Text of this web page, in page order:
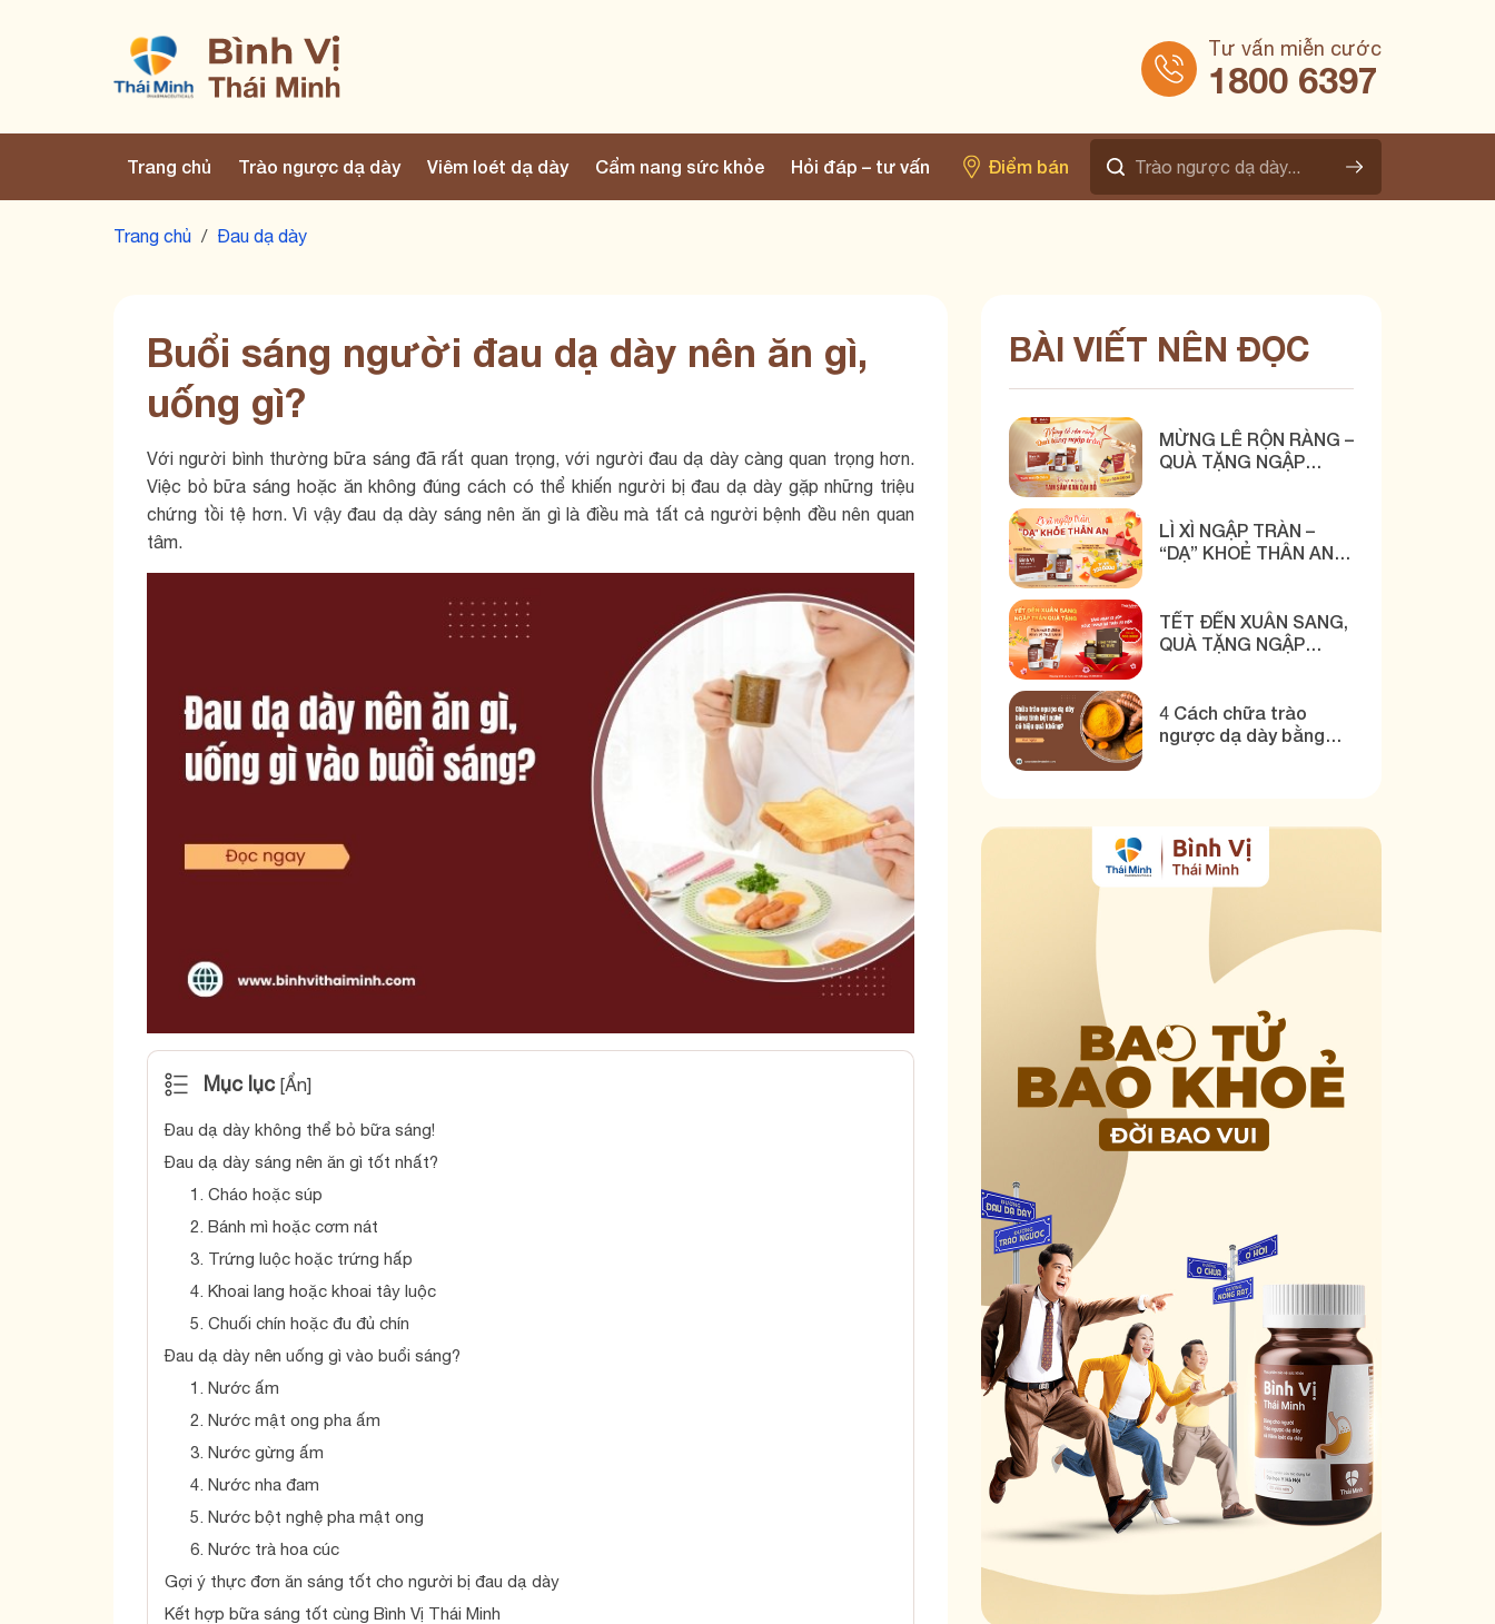
Tư vấn miễn cước
1800 6397
Trang chủ Trào ngược dạ dày Viêm loét dạ dày Cẩm nang sức khỏe Hỏi đáp – tư vấn Điểm bán
Trang chủ / Đau dạ dày
Buổi sáng người đau dạ dày nên ăn gì,
uống gì?
Với người bình thường bữa sáng đã rất quan trọng, với người đau dạ dày càng quan trọng hơn.
Việc bỏ bữa sáng hoặc ăn không đúng cách có thể khiến người bị đau dạ dày gặp những triệu
chứng tồi tệ hơn. Vì vậy đau dạ dày sáng nên ăn gì là điều mà tất cả người bệnh đều nên quan
tâm.
Mục lục [Ẩn]
Đau dạ dày không thể bỏ bữa sáng!
Đau dạ dày sáng nên ăn gì tốt nhất?
1. Cháo hoặc súp
2. Bánh mì hoặc cơm nát
3. Trứng luộc hoặc trứng hấp
4. Khoai lang hoặc khoai tây luộc
5. Chuối chín hoặc đu đủ chín
Đau dạ dày nên uống gì vào buổi sáng?
1. Nước ấm
2. Nước mật ong pha ấm
3. Nước gừng ấm
4. Nước nha đam
5. Nước bột nghệ pha mật ong
6. Nước trà hoa cúc
Gợi ý thực đơn ăn sáng tốt cho người bị đau dạ dày
Kết hợp bữa sáng tốt cùng Bình Vị Thái Minh
BÀI VIẾT NÊN ĐỌC
MỪNG LỄ RỘN RÀNG –
QUÀ TẶNG NGẬP
LÌ XÌ NGẬP TRÀN –
“DẠ” KHOẺ THÂN AN
TẾT ĐẾN XUÂN SANG,
QUÀ TẶNG NGẬP
4 Cách chữa trào
ngược dạ dày bằng